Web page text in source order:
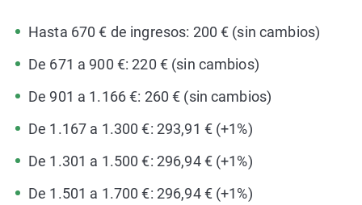
Hasta 670 € de ingresos: 200 € (sin cambios)
De 671 a 900 €: 220 € (sin cambios)
De 901 a 1.166 €: 260 € (sin cambios)
De 1.167 a 1.300 €: 293,91 € (+1%)
De 1.301 a 1.500 €: 296,94 € (+1%)
De 1.501 a 1.700 €: 296,94 € (+1%)